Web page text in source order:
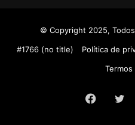
© Copyright 2025,
#1766 (no title)
Política de
Termos